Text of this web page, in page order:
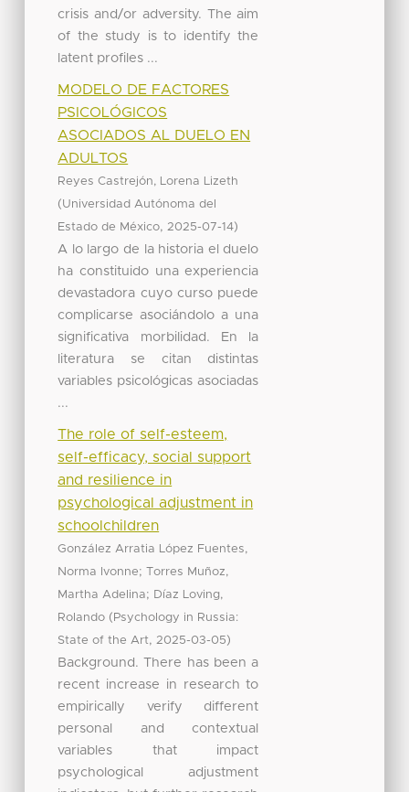
crisis and/or adversity. The aim
of the study is to identify the
latent profiles ...
MODELO DE FACTORES
PSICOLÓGICOS
ASOCIADOS AL DUELO EN
ADULTOS
Reyes Castrejón, Lorena Lizeth
(Universidad Autónoma del
Estado de México, 2025-07-14)
A lo largo de la historia el duelo
ha constituido una experiencia
devastadora cuyo curso puede
complicarse asociándolo a una
significativa morbilidad. En la
literatura se citan distintas
variables psicológicas asociadas
...
The role of self-esteem,
self-efficacy, social support
and resilience in
psychological adjustment in
schoolchildren
González Arratia López Fuentes,
Norma Ivonne;Torres Muñoz,
Martha Adelina; Díaz Loving,
Rolando ( Psychology in Russia:
State of the Art, 2025-03-05)
Background. There has been a
recent increase in research to
empirically verify different
personal and contextual
variables that impact
psychological adjustment